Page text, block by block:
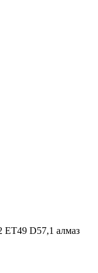
ЕТ49 D57,1 алмаз